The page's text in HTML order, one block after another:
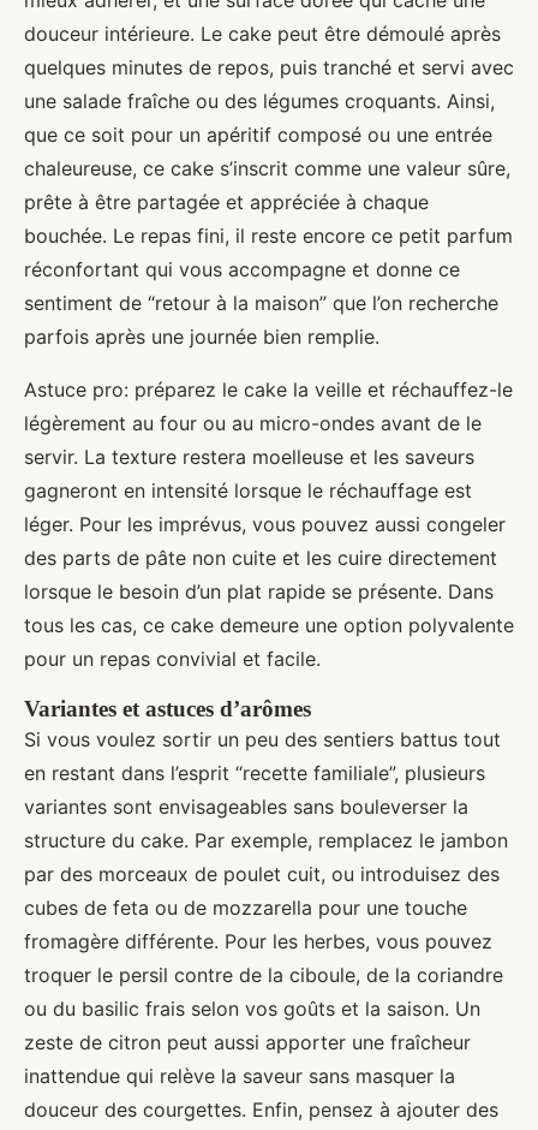
douceur intérieure. Le cake peut être démoulé après
quelques minutes de repos, puis tranché et servi avec
une salade fraîche ou des légumes croquants. Ainsi,
que ce soit pour un apéritif composé ou une entrée
chaleureuse, ce cake s’inscrit comme une valeur sûre,
prête à être partagée et appréciée à chaque
bouchée. Le repas fini, il reste encore ce petit parfum
réconfortant qui vous accompagne et donne ce
sentiment de “retour à la maison” que l’on recherche
parfois après une journée bien remplie.
Astuce pro: préparez le cake la veille et réchauffez-le
légèrement au four ou au micro-ondes avant de le
servir. La texture restera moelleuse et les saveurs
gagneront en intensité lorsque le réchauffage est
léger. Pour les imprévus, vous pouvez aussi congeler
des parts de pâte non cuite et les cuire directement
lorsque le besoin d’un plat rapide se présente. Dans
tous les cas, ce cake demeure une option polyvalente
pour un repas convivial et facile.
Variantes et astuces d’arômes
Si vous voulez sortir un peu des sentiers battus tout
en restant dans l’esprit “recette familiale”, plusieurs
variantes sont envisageables sans bouleverser la
structure du cake. Par exemple, remplacez le jambon
par des morceaux de poulet cuit, ou introduisez des
cubes de feta ou de mozzarella pour une touche
fromagère différente. Pour les herbes, vous pouvez
troquer le persil contre de la ciboule, de la coriandre
ou du basilic frais selon vos goûts et la saison. Un
zeste de citron peut aussi apporter une fraîcheur
inattendue qui relève la saveur sans masquer la
douceur des courgettes. Enfin, pensez à ajouter des